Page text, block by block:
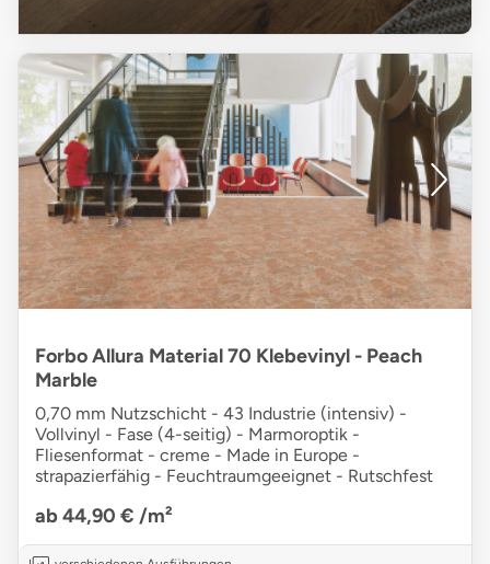
Forbo Allura Material 70 Klebevinyl - Peach
Marble
0,70 mm Nutzschicht - 43 Industrie (intensiv) -
Vollvinyl - Fase (4-seitig) - Marmoroptik -
Fliesenformat - creme - Made in Europe -
strapazierfähig - Feuchtraumgeeignet - Rutschfest
ab 44,90 € /m²